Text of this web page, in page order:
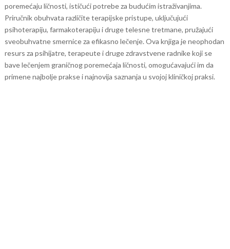
poremećaju ličnosti, ističući potrebe za budućim istraživanjima.
Priručnik obuhvata različite terapijske pristupe, uključujući
psihoterapiju, farmakoterapiju i druge telesne tretmane, pružajući
sveobuhvatne smernice za efikasno lečenje. Ova knjiga je neophodan
resurs za psihijatre, terapeute i druge zdravstvene radnike koji se
bave lečenjem graničnog poremećaja ličnosti, omogućavajući im da
primene najbolje prakse i najnovija saznanja u svojoj kliničkoj praksi.